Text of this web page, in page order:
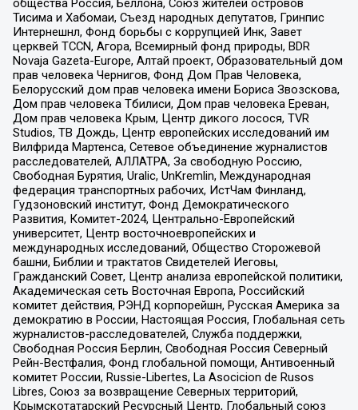
общества Россия, Беллона, Союз жителей островов
Тисима и Хабомаи, Съезд народных депутатов, Гринпис
Интернешнл, Фонд борьбы с коррупцией Инк, Завет
церквей TCCN, Агора, Всемирный фонд природы, BDR
Novaja Gazeta-Europe, Алтай проект, Образовательный дом
прав человека Чернигов, Фонд Дом Прав Человека,
Белорусский дом прав человека имени Бориса Звозскова,
Дом прав человека Тбилиси, Дом прав человека Ереван,
Дом прав человека Крым, Центр дикого лосося, TVR
Studios, ТВ Дождь, Центр европейских исследований им
Вилфрида Мартенса, Сетевое объединение журналистов
расследователей, АЛЛАТРА, За свободную Россию,
Свободная Бурятия, Uralic, UnKremlin, Международная
федерация транспортных рабочих, ИстЧам Финланд,
Гудзоновский институт, Фонд Демократического
Развития, Комитет-2024, Центрально-Европейский
университет, Центр восточноевропейских и
международных исследований, Общество Сторожевой
башни, Библии и трактатов Свидетелей Иеговы,
Гражданский Совет, Центр анализа европейской политики,
Академическая сеть Восточная Европа, Российский
комитет действия, РЭНД корпорейшн, Русская Америка за
демократию в России, Настоящая Россия, Глобальная сеть
журналистов-расследователей, Служба поддержки,
Свободная Россия Берлин, Свободная Россия Северный
Рейн-Вестфалия, Фонд глобальной помощи, Антивоенный
комитет России, Russie-Libertes, La Asocicion de Rusos
Libres, Союз за возвращение Северных территорий,
Крымскотатарский Ресурсный Центр, Глобальный союз